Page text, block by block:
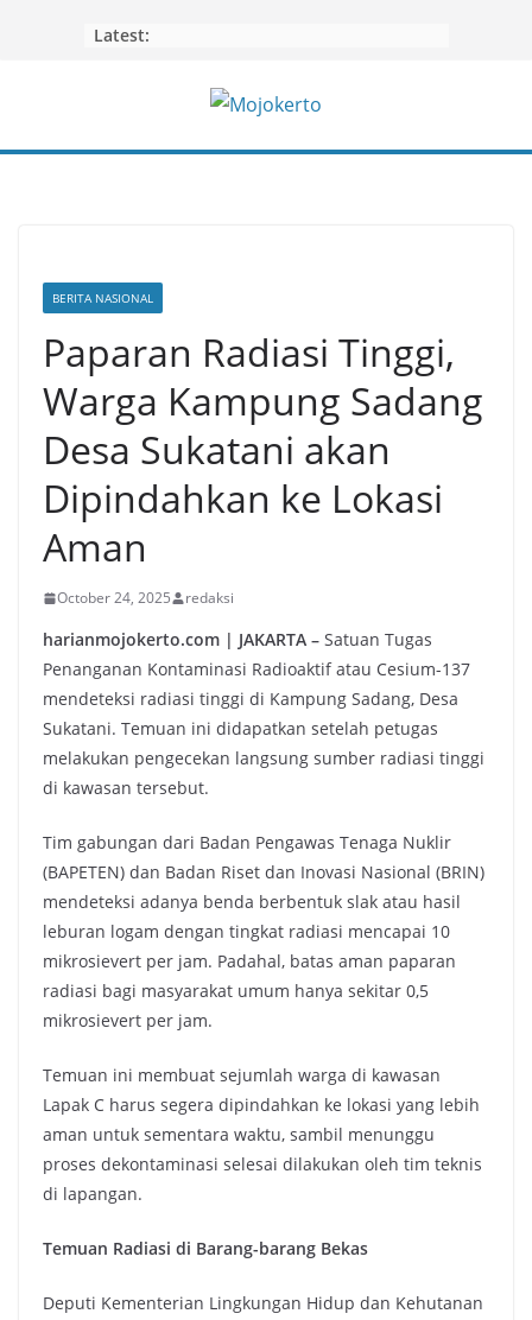
Latest:
BERITA NASIONAL
Paparan Radiasi Tinggi,
Warga Kampung Sadang
Desa Sukatani akan
Dipindahkan ke Lokasi
Aman
October 24, 2025 redaksi
harianmojokerto.com | JAKARTA – Satuan Tugas
Penanganan Kontaminasi Radioaktif atau Cesium-137
mendeteksi radiasi tinggi di Kampung Sadang, Desa
Sukatani. Temuan ini didapatkan setelah petugas
melakukan pengecekan langsung sumber radiasi tinggi
di kawasan tersebut.
Tim gabungan dari Badan Pengawas Tenaga Nuklir
(BAPETEN) dan Badan Riset dan Inovasi Nasional (BRIN)
mendeteksi adanya benda berbentuk slak atau hasil
leburan logam dengan tingkat radiasi mencapai 10
mikrosievert per jam. Padahal, batas aman paparan
radiasi bagi masyarakat umum hanya sekitar 0,5
mikrosievert per jam.
Temuan ini membuat sejumlah warga di kawasan
Lapak C harus segera dipindahkan ke lokasi yang lebih
aman untuk sementara waktu, sambil menunggu
proses dekontaminasi selesai dilakukan oleh tim teknis
di lapangan.
Temuan Radiasi di Barang-barang Bekas
Deputi Kementerian Lingkungan Hidup dan Kehutanan